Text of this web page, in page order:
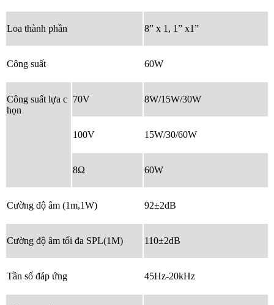
Loa thành phần 8” x 1, 1” x1”
Công suất 60W
Công suất lựa c
họn
70V 8W/15W/30W
100V 15W/30/60W
8Ω 60W
Cường độ âm (1m,1W) 92±2dB
Cường độ âm tối đa SPL(1M) 110±2dB
Tần số đáp ứng 45Hz-20kHz